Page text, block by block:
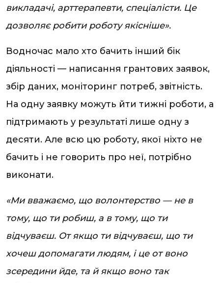
викладачі, арттерапевти, спеціалісти. Це
дозволяє робити роботу якісніше».
Водночас мало хто бачить інший бік
діяльності — написання грантових заявок,
збір даних, моніторинг потреб, звітність.
На одну заявку можуть йти тижні роботи, а
підтримають у результаті лише одну з
десяти. Але всю цю роботу, якої ніхто не
бачить і не говорить про неї, потрібно
виконати.
«Ми вважаємо, що волонтерство — не в
тому, що ти робиш, а в тому, що ти
відчуваєш. От якщо ти відчуваєш, що ти
хочеш допомагати людям, і це от воно
зсередини йде, та й якщо воно так